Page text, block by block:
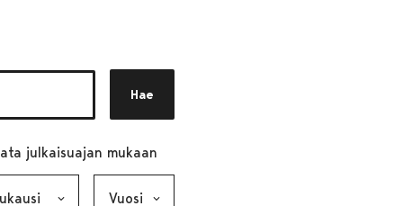
Hae
julkaisuajan mukaan